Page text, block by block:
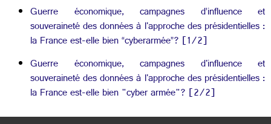
Guerre économique, campagnes d’influence et
souveraineté des données à l'approche des présidentielles :
la France est-elle bien “cyberarmée”? [1/2]
Guerre économique, campagnes d'influence et
souveraineté des données à l'approche des présidentielles :
la France est-elle bien "cyber armée"? [2/2]